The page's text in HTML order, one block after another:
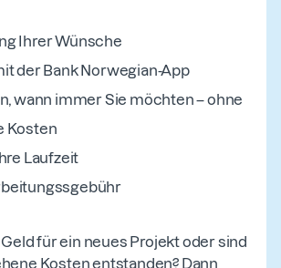
Ihrer Wünsche
der Bank Norwegian-App
wann immer Sie möchten – ohne
Kosten
Laufzeit
für ein neues Projekt oder sind
Kosten entstanden? Dann